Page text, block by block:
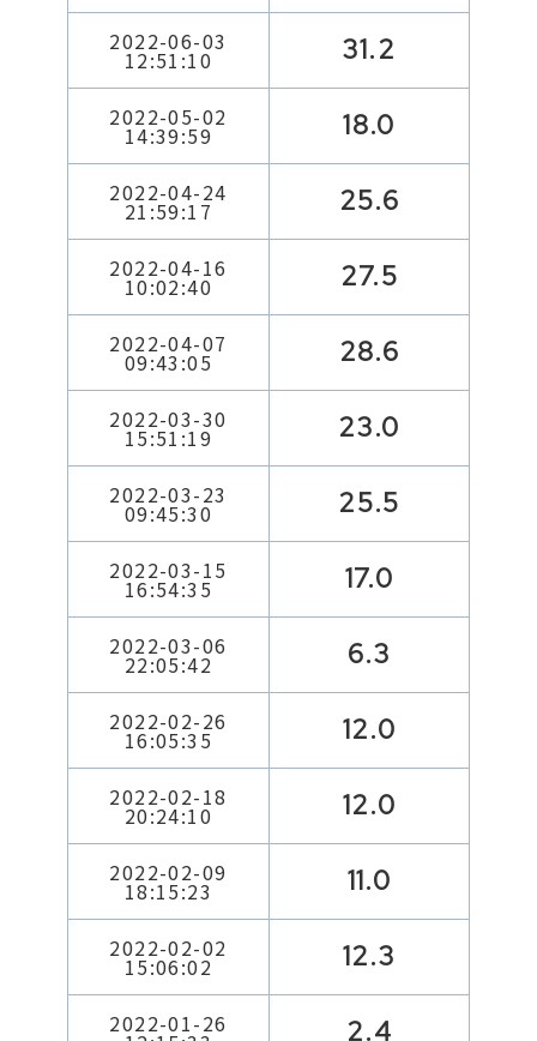
2022-06-03
12:51:10 31.2
2022-05-02
14:39:59 18.0
2022-04-24
21:59:17 25.6
2022-04-16
10:02:40 27.5
2022-04-07
09:43:05 28.6
2022-03-30
15:51:19 23.0
2022-03-23
09:45:30 25.5
2022-03-15
16:54:35 17.0
2022-03-06
22:05:42 6.3
2022-02-26
16:05:35 12.0
2022-02-18
20:24:10 12.0
2022-02-09
18:15:23 11.0
2022-02-02
15:06:02 12.3
2022-01-26 2.4